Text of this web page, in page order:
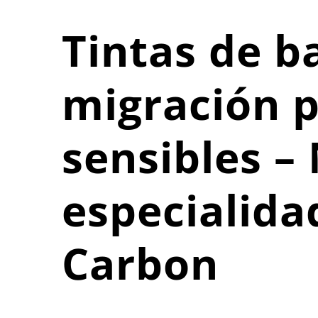
Tintas de
migración
sensibles –
Carbon